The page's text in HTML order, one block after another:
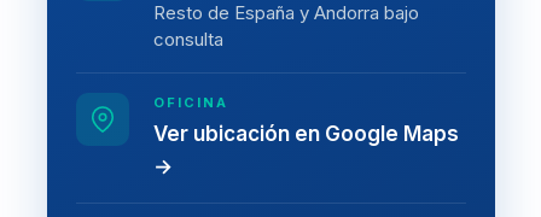
Resto de España y Andorra bajo
consulta
OFICINA
Ver ubicación en Google Maps
→